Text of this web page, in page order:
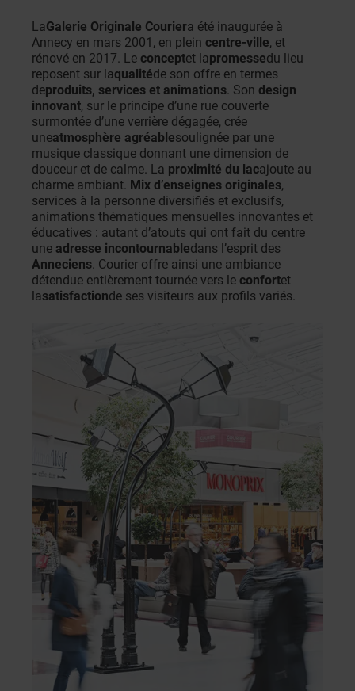
LaGalerie Originale Couriera été inaugurée à
Annecy en mars 2001, en plein centre-ville, et
rénové en 2017. Le conceptet lapromessedu lieu
reposent sur laqualitéde son offre en termes
deproduits, services et animations. Son design
innovant, sur le principe d’une rue couverte
surmontée d’une verrière dégagée, crée
uneatmosphère agréablesoulignée par une
musique classique donnant une dimension de
douceur et de calme. La proximité du lacajoute au
charme ambiant. Mix d’enseignes originales,
services à la personne diversifiés et exclusifs,
animations thématiques mensuelles innovantes et
éducatives : autant d’atouts qui ont fait du centre
une adresse incontournabledans l’esprit des
Anneciens. Courier offre ainsi une ambiance
détendue entièrement tournée vers le confortet
lasatisfactionde ses visiteurs aux profils variés.